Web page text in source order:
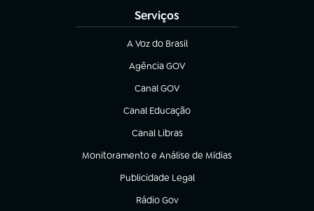
Serviços
A Voz do Brasil
(abre em nova aba)
Agência GOV
(abre em nova aba)
Canal GOV
(abre em nova aba)
Canal Educação
(abre em nova aba)
Canal Libras
(abre em nova aba)
Monitoramento e Análise de Mídias
(abre em nova aba)
Publicidade Legal
(abre em nova aba)
Rádio Gov
(abre em nova aba)